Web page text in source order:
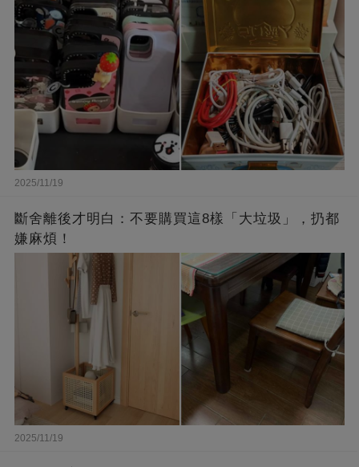
2025/11/19
斷舍離後才明白：不要購買這8樣「大垃圾」，扔都
嫌麻煩！
2025/11/19